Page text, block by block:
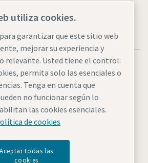
Administrar cookies
sitio
utiliza cookies.
garantizar que este sitio web
mejorar su experiencia y
relevante. Usted tiene el control:
permita solo las esenciales o
Tenga en cuenta que
no funcionar según lo
las cookies esenciales.
de cookies
Aceptar todas las
cookies